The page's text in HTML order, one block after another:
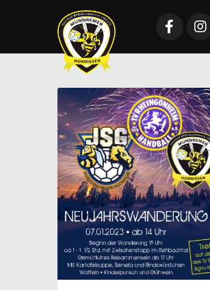
Startseite
Mannschaften
News
VTV Mundenheim
Sponsoring
Galerie
Tickets
Kontakt